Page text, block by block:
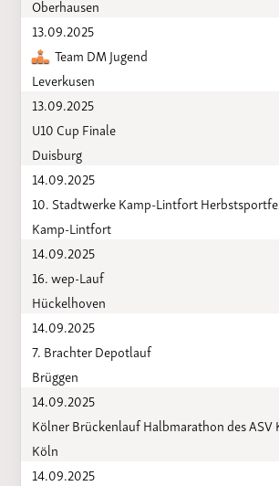
Oberhausen
13.09.2025
Team DM Jugend
Leverkusen
13.09.2025
U10 Cup Finale
Duisburg
14.09.2025
10. Stadtwerke Kamp-Lintfort
Kamp-Lintfort
14.09.2025
16. wep-Lauf
Hückelhoven
14.09.2025
7. Brachter Depotlauf
Brüggen
14.09.2025
Kölner Brückenlauf Halbmarathon des ASV
Köln
14.09.2025